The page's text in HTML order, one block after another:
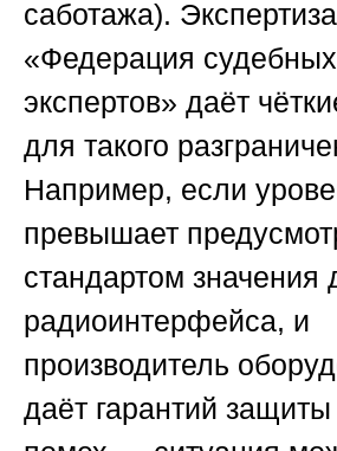
саботажа). Экспертиза
«Федерация судебных
экспертов» даёт
для такого
Например, если
превышает
стандартом значения
радиоинтерфейса, и
производитель
даёт гарантий защиты